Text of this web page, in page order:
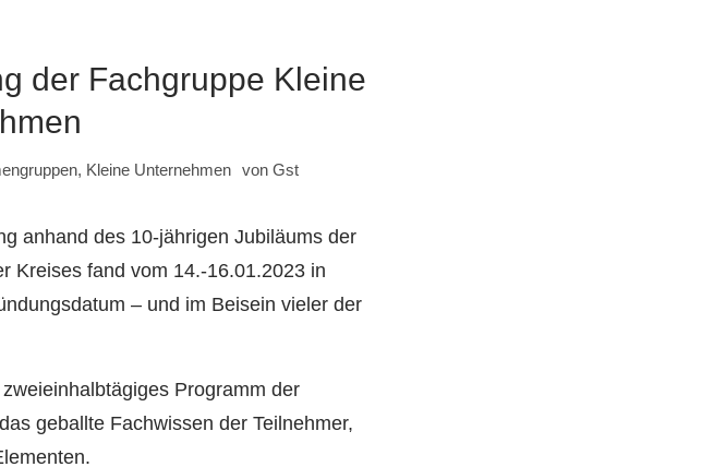
der Fachgruppe Kleine
, Kleine Unternehmen von Gst
anhand des 10-jährigen Jubiläums der
Kreises fand vom 14.-16.01.2023 in
– und im Beisein vieler der
Programm der
geballte Fachwissen der Teilnehmer,